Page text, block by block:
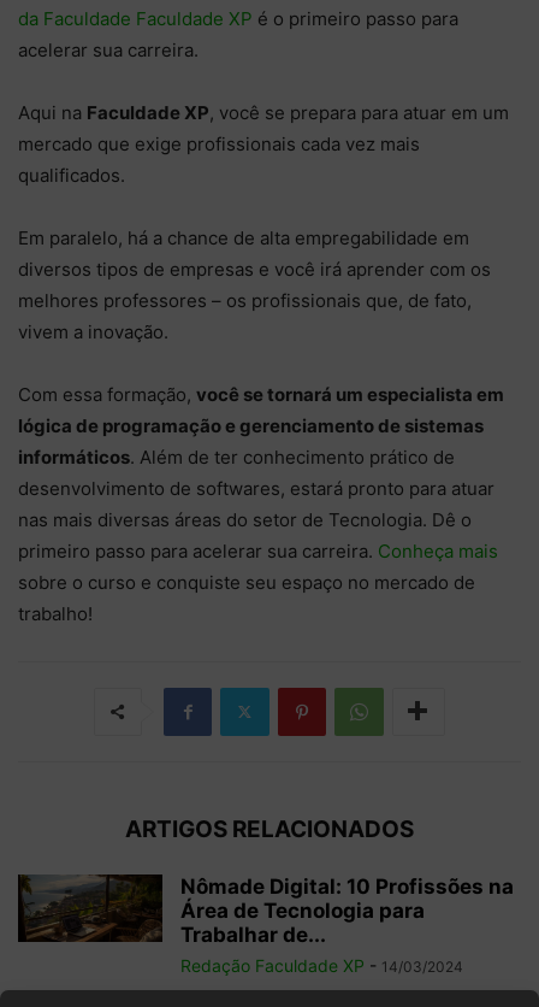
da Faculdade Faculdade XP é o primeiro passo para
acelerar sua carreira.
Aqui na Faculdade XP, você se prepara para atuar em um
mercado que exige profissionais cada vez mais
qualificados.
Em paralelo, há a chance de alta empregabilidade em
diversos tipos de empresas e você irá aprender com os
melhores professores – os profissionais que, de fato,
vivem a inovação.
Com essa formação, você se tornará um especialista em
lógica de programação e gerenciamento de sistemas
informáticos. Além de ter conhecimento prático de
desenvolvimento de softwares, estará pronto para atuar
nas mais diversas áreas do setor de Tecnologia. Dê o
primeiro passo para acelerar sua carreira. Conheça mais
sobre o curso e conquiste seu espaço no mercado de
trabalho!
ARTIGOS RELACIONADOS
Nômade Digital: 10 Profissões na
Área de Tecnologia para
Trabalhar de...
Redação Faculdade XP - 14/03/2024